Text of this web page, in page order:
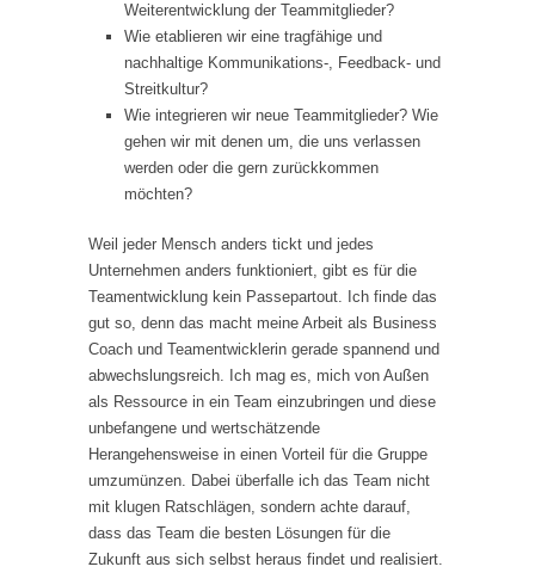
Weiterentwicklung der Teammitglieder?
Wie etablieren wir eine tragfähige und
nachhaltige Kommunikations-, Feedback- und
Streitkultur?
Wie integrieren wir neue Teammitglieder? Wie
gehen wir mit denen um, die uns verlassen
werden oder die gern zurückkommen
möchten?
Weil jeder Mensch anders tickt und jedes
Unternehmen anders funktioniert, gibt es für die
Teamentwicklung kein Passepartout. Ich finde das
gut so, denn das macht meine Arbeit als Business
Coach und Teamentwicklerin gerade spannend und
abwechslungsreich. Ich mag es, mich von Außen
als Ressource in ein Team einzubringen und diese
unbefangene und wertschätzende
Herangehensweise in einen Vorteil für die Gruppe
umzumünzen. Dabei überfalle ich das Team nicht
mit klugen Ratschlägen, sondern achte darauf,
dass das Team die besten Lösungen für die
Zukunft aus sich selbst heraus findet und realisiert.